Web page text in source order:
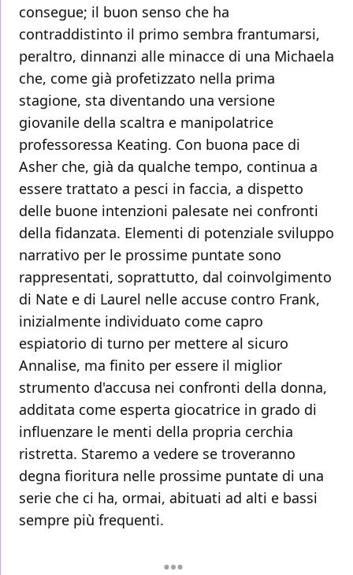
consegue; il buon senso che ha
contraddistinto il primo sembra frantumarsi,
peraltro, dinnanzi alle minacce di una Michaela
che, come già profetizzato nella prima
stagione, sta diventando una versione
giovanile della scaltra e manipolatrice
professoressa Keating. Con buona pace di
Asher che, già da qualche tempo, continua a
essere trattato a pesci in faccia, a dispetto
delle buone intenzioni palesate nei confronti
della fidanzata. Elementi di potenziale sviluppo
narrativo per le prossime puntate sono
rappresentati, soprattutto, dal coinvolgimento
di Nate e di Laurel nelle accuse contro Frank,
inizialmente individuato come capro
espiatorio di turno per mettere al sicuro
Annalise, ma finito per essere il miglior
strumento d'accusa nei confronti della donna,
additata come esperta giocatrice in grado di
influenzare le menti della propria cerchia
ristretta. Staremo a vedere se troveranno
degna fioritura nelle prossime puntate di una
serie che ci ha, ormai, abituati ad alti e bassi
sempre più frequenti.